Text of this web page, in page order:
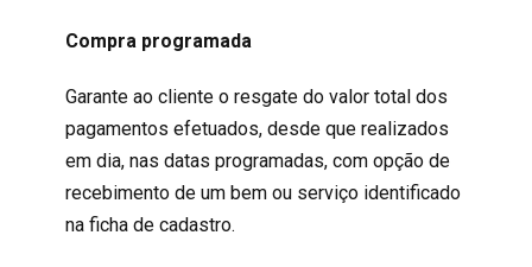
Compra programada
Garante ao cliente o resgate do valor total dos
pagamentos efetuados, desde que realizados
em dia, nas datas programadas, com opção de
recebimento de um bem ou serviço identificado
na ficha de cadastro.